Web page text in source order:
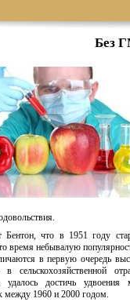
Без
Бентон, что в 1951 году
время небывалую
в первую очередь
в сельскохозяйственной
удалось достичь
между 1960 и 2000 годом.